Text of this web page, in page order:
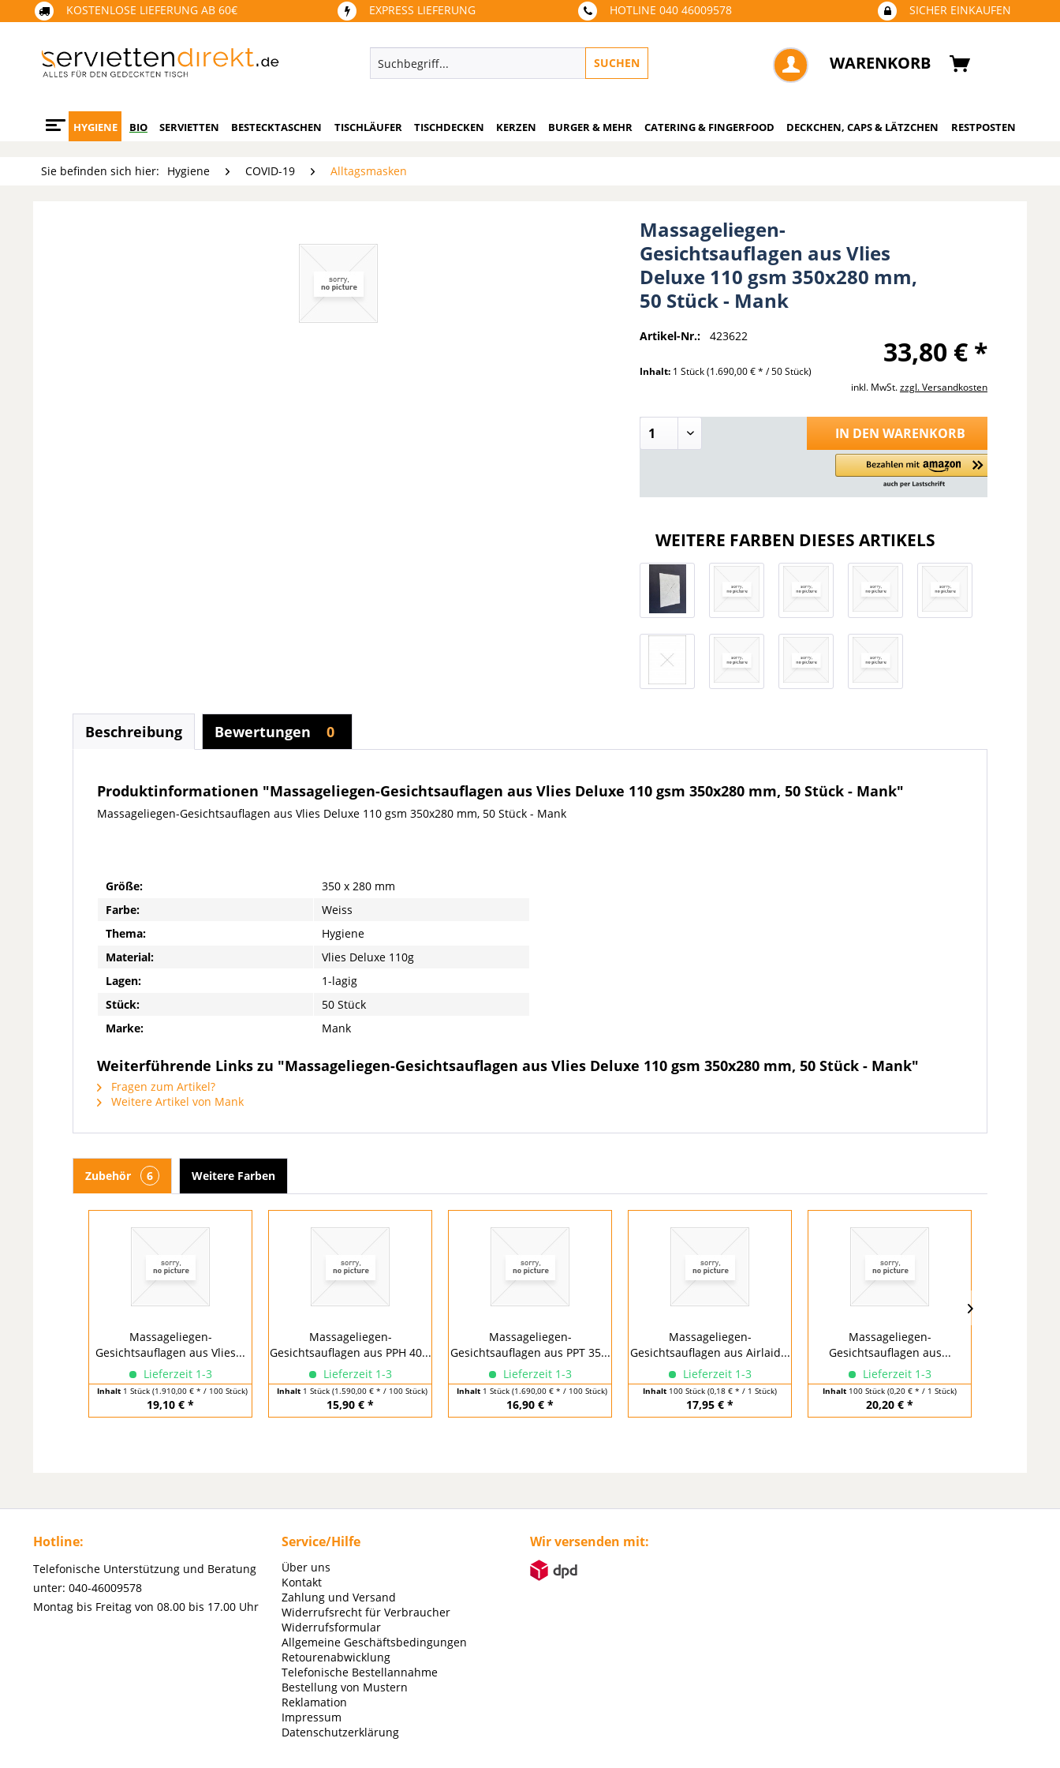
KOSTENLOSE LIEFERUNG AB 60€ EXPRESS LIEFERUNG HOTLINE 040 46009578 SICHER EINKAUFEN
SUCHEN WARENKORB
HYGIENE BIO SERVIETTEN BESTECKTASCHEN TISCHLÄUFER TISCHDECKEN KERZEN BURGER & MEHR CATERING & FINGERFOOD DECKCHEN, CAPS & LÄTZCHEN RESTPOSTEN
Sie befinden sich hier: Hygiene COVID-19 Alltagsmasken
Massageliegen-
Gesichtsauflagen aus Vlies
Deluxe 110 gsm 350x280 mm,
50 Stück - Mank
Artikel-Nr.: 423622 33,80 € *
Inhalt: 1 Stück(1.690,00 € * / 50 Stück)
inkl. MwSt.zzgl. Versandkosten
IN DEN WARENKORB
WEITERE FARBEN DIESES ARTIKELS
Beschreibung Bewertungen 0
Produktinformationen "Massageliegen-Gesichtsauflagen aus Vlies Deluxe 110 gsm 350x280 mm, 50 Stück - Mank"
Massageliegen-Gesichtsauflagen aus Vlies Deluxe 110 gsm 350x280 mm, 50 Stück - Mank
Größe:
350 x 280 mm
Farbe:
Weiss
Thema:
Hygiene
Material:
Vlies Deluxe 110g
Lagen:
1-lagig
Stück:
50 Stück
Marke:
Mank
Weiterführende Links zu "Massageliegen-Gesichtsauflagen aus Vlies Deluxe 110 gsm 350x280 mm, 50 Stück - Mank"
Fragen zum Artikel?
Weitere Artikel von Mank
Zubehör 6 Weitere Farben
Massageliegen-
Gesichtsauflagen aus Vlies...
Lieferzeit 1-3
Inhalt 1 Stück (1.910,00 € * / 100 Stück)
19,10 € *
Massageliegen-
Gesichtsauflagen aus PPH 40...
Lieferzeit 1-3
Inhalt 1 Stück (1.590,00 € * / 100 Stück)
15,90 € *
Massageliegen-
Gesichtsauflagen aus PPT 35...
Lieferzeit 1-3
Inhalt 1 Stück (1.690,00 € * / 100 Stück)
16,90 € *
Massageliegen-
Gesichtsauflagen aus Airlaid...
Lieferzeit 1-3
Inhalt 100 Stück (0,18 € * / 1 Stück)
17,95 € *
Massageliegen-
Gesichtsauflagen aus...
Lieferzeit 1-3
Inhalt 100 Stück (0,20 € * / 1 Stück)
20,20 € *
Hotline:
Telefonische Unterstützung und Beratung
unter: 040-46009578
Montag bis Freitag von 08.00 bis 17.00 Uhr
Service/Hilfe
Über uns
Kontakt
Zahlung und Versand
Widerrufsrecht für Verbraucher
Widerrufsformular
Allgemeine Geschäftsbedingungen
Retourenabwicklung
Telefonische Bestellannahme
Bestellung von Mustern
Reklamation
Impressum
Datenschutzerklärung
Wir versenden mit: